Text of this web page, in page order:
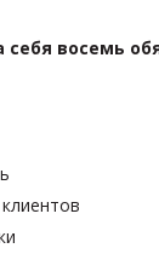
себя восемь